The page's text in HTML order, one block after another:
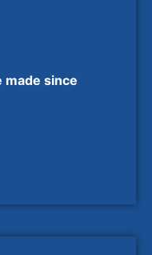
made since